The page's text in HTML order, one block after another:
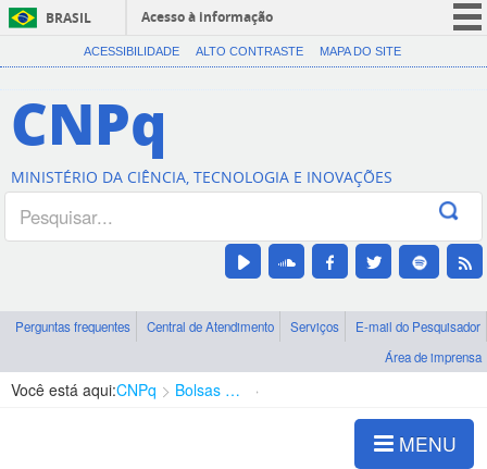
BRASIL
Acesso à informação
CORONAVÍRUS (COVID-19)
Canais
ACESSIBILIDADE ALTO CONTRASTE MAPA DO SITE
CNPq
MINISTÉRIO DA CIÊNCIA, TECNOLOGIA E INOVAÇÕES
Perguntas frequentes Central de Atendimento Serviços
E-mail do Pesquisador
Área de imprensa
Você está aqui:CNPq Bolsas e Auxílios Vigentes
MENU